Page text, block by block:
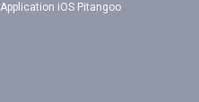
Application iOS Pitangoo